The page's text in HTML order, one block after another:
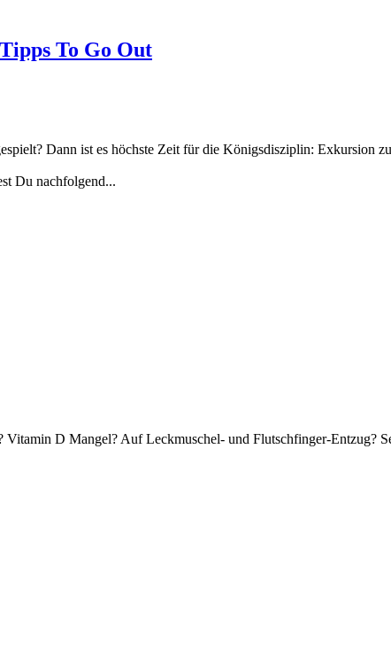
To Go Out
Dann ist es höchste Zeit für die Königsdisziplin: Exkursion
Du nachfolgend...
D Mangel? Auf Leckmuschel- und Flutschfinger-Entzug?